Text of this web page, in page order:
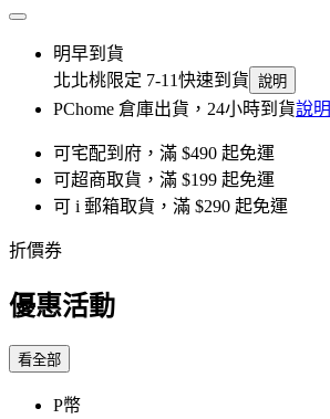
明早到貨
北北桃限定 7-11快速到貨 說明
PChome 倉庫出貨，24小時到貨說明
可宅配到府，滿 $490 起免運
可超商取貨，滿 $199 起免運
可 i 郵箱取貨，滿 $290 起免運
折價券
優惠活動
看全部
P幣